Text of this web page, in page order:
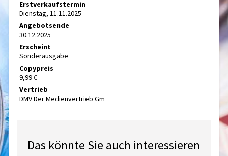
Erstverkaufstermin
Dienstag, 11.11.2025
Angebotsende
30.12.2025
Erscheint
Sonderausgabe
Copypreis
9,99 €
Vertrieb
DMV Der Medienvertrieb Gm
Das könnte Sie auch interessieren